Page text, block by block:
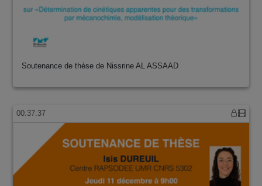
Soutenance de thèse de Nissrine AL ASSAAD
00:37:37